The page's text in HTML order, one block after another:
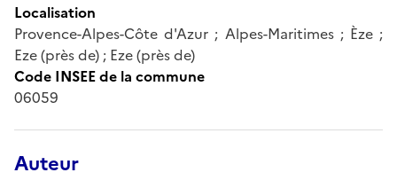
Localisation
Provence-Alpes-Côte d'Azur ; Alpes-Maritimes ; Èze ;
Eze (près de) ; Eze (près de)
Code INSEE de la commune
06059
Auteur